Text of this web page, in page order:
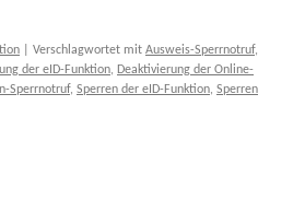
Verschlagwortet mit Ausweis-Sperrnotruf,
der eID-Funktion, Deaktivierung der Online-
Sperrnotruf, Sperren der eID-Funktion, Sperren